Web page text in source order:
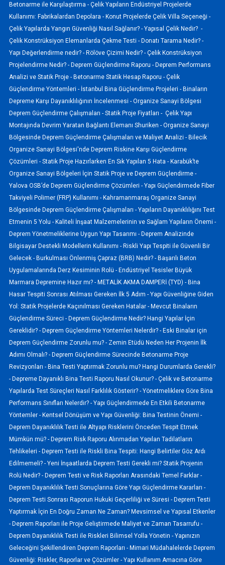
Betonarme ile Karşılaştırma - Çelik Yapıların Endüstriyel Projelerde
Kullanımı: Fabrikalardan Depolara - Konut Projelerde Çelik Villa Seçeneği -
Çelik Yapılarda Yangın Güvenliği Nasıl Sağlanır? - Yapısal Çelik Nedir? -
Çelik Konstrüksiyon Elemanlarda Çekme Testi - Donatı Tarama Nedir? -
Yapı Değerlendirme nedir? - Rölöve Çizimi Nedir? - Çelik Konstrüksiyon
Projelendirme Nedir? - Deprem Güçlendirme Raporu - Deprem Performans
Analizi ve Statik Proje - Betonarme Statik Hesap Raporu - Çelik
Güçlendirme Yöntemleri - İstanbul Bina Güçlendirme Projeleri - Binaların
Depreme Karşı Dayanıklılığının İncelenmesi - Organize Sanayi Bölgesi
Deprem Güçlendirme Çalışmaları - Statik Proje Fiyatları - Çelik Yapı
Montajında Devrim Yaratan Bağlantı Elemanı Shuriken - Organize Sanayi
Bölgesinde Deprem Güçlendirme Çalışmaları ve Maliyet Analizi - Bilecik
Organize Sanayi Bölgesi'nde Deprem Riskine Karşı Güçlendirme
Çözümleri - Statik Proje Hazırlarken En Sık Yapılan 5 Hata - Karabük’te
Organize Sanayi Bölgeleri İçin Statik Proje ve Deprem Güçlendirme -
Yalova OSB’de Deprem Güçlendirme Çözümleri - Yapı Güçlendirmede Fiber
Takviyeli Polimer (FRP) Kullanımı - Kahramanmaraş Organize Sanayi
Bölgesinde Deprem Güçlendirme Çalışmaları - Yapıların Dayanıklılığını Test
Etmenin 5 Yolu - Kaliteli İnşaat Malzemelerinin ve Sağlam Yapıların Önemi -
Deprem Yönetmeliklerine Uygun Yapı Tasarımı - Deprem Analizinde
Bilgisayar Destekli Modellerin Kullanımı - Riskli Yapı Tespiti ile Güvenli Bir
Gelecek - Burkulması Önlenmiş Çapraz (BRB) Nedir? - Başarılı Beton
Uygulamalarında Derz Kesiminin Rolü - Endüstriyel Tesisler Büyük
Marmara Depremine Hazır mı? - METALİK AKMA DAMPERİ (TYD) - Bina
Hasar Tespiti Sonrası Atılması Gereken İlk 5 Adım - Yapı Güvenliğine Giden
Yol: Statik Projelerde Kaçınılması Gereken Hatalar - Mevcut Binaların
Güçlendirme Süreci - Deprem Güçlendirme Nedir? Hangi Yapılar İçin
Gereklidir? - Deprem Güçlendirme Yöntemleri Nelerdir? - Eski Binalar için
Deprem Güçlendirme Zorunlu mu? - Zemin Etüdü Neden Her Projenin İlk
Adımı Olmalı? - Deprem Güçlendirme Sürecinde Betonarme Proje
Revizyonları - Bina Testi Yaptırmak Zorunlu mu? Hangi Durumlarda Gerekli?
- Depreme Dayanıklı Bina Testi Raporu Nasıl Okunur? - Çelik ve Betonarme
Yapılarda Test Süreçleri Nasıl Farklılık Gösterir? - Yönetmeliklere Göre Bina
Performans Sınıfları Nelerdir? - Yapı Güçlendirmede En Etkili Betonarme
Yöntemler - Kentsel Dönüşüm ve Yapı Güvenliği: Bina Testinin Önemi -
Deprem Dayanıklılık Testi ile Altyapı Risklerini Önceden Tespit Etmek
Mümkün mü? - Deprem Risk Raporu Alınmadan Yapılan Tadilatların
Tehlikeleri - Deprem Testi ile Riskli Bina Tespiti: Hangi Belirtiler Göz Ardı
Edilmemeli? - Yeni İnşaatlarda Deprem Testi Gerekli mi? Statik Projenin
Rolü Nedir? - Deprem Testi ve Risk Raporları Arasındaki Temel Farklar -
Deprem Dayanıklılık Testi Sonuçlarına Göre Yapı Güçlendirme Kararları -
Deprem Testi Sonrası Raporun Hukuki Geçerliliği ve Süresi - Deprem Testi
Yaptırmak İçin En Doğru Zaman Ne Zaman? Mevsimsel ve Yapısal Etkenler
- Deprem Raporları ile Proje Geliştirmede Maliyet ve Zaman Tasarrufu -
Deprem Dayanıklılık Testi ile Riskleri Bilimsel Yolla Yönetin - Yapınızın
Geleceğini Şekillendiren Deprem Raporları - Mimari Müdahalelerde Deprem
Güvenliği: Riskler, Raporlar ve Çözümler - Yapı Kullanım Amacına Göre